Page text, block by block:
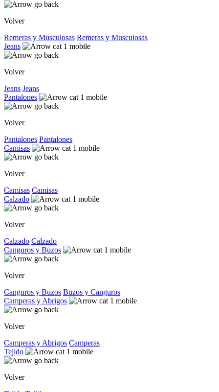
Volver
Remeras y Musculosas Remeras y Musculosas
Jeans
Volver
Jeans Jeans
Pantalones
Volver
Pantalones Pantalones
Camisas
Volver
Camisas Camisas
Calzado
Volver
Calzado Calzado
Canguros y Buzos
Volver
Canguros y Buzos Buzos y Canguros
Camperas y Abrigos
Volver
Camperas y Abrigos Camperas
Tejido
Volver